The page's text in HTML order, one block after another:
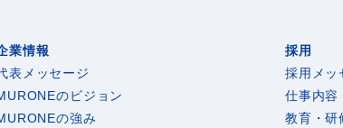
業情報
表メッセージ
のビジョン
の強み
採用
採用メッ
仕事内容
教育・研